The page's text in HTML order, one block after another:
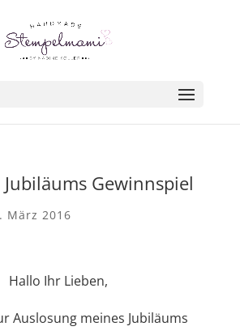
Gewinnspiel
März 2016
Hallo Ihr Lieben,
Auslosung meines Jubiläums